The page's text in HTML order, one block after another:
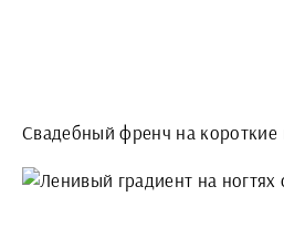
Свадебный френч на короткие